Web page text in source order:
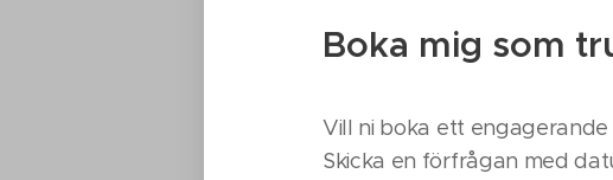
Boka mig som
Vill ni boka ett
Skicka en förfrågan med